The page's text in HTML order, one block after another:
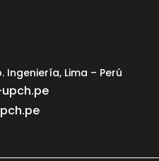
Ingeniería, Lima – Perú